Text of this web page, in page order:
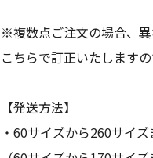
※複数点ご注文の場合、異
こちらで訂正いたします
【発送方法】
・60サイズから260サイ